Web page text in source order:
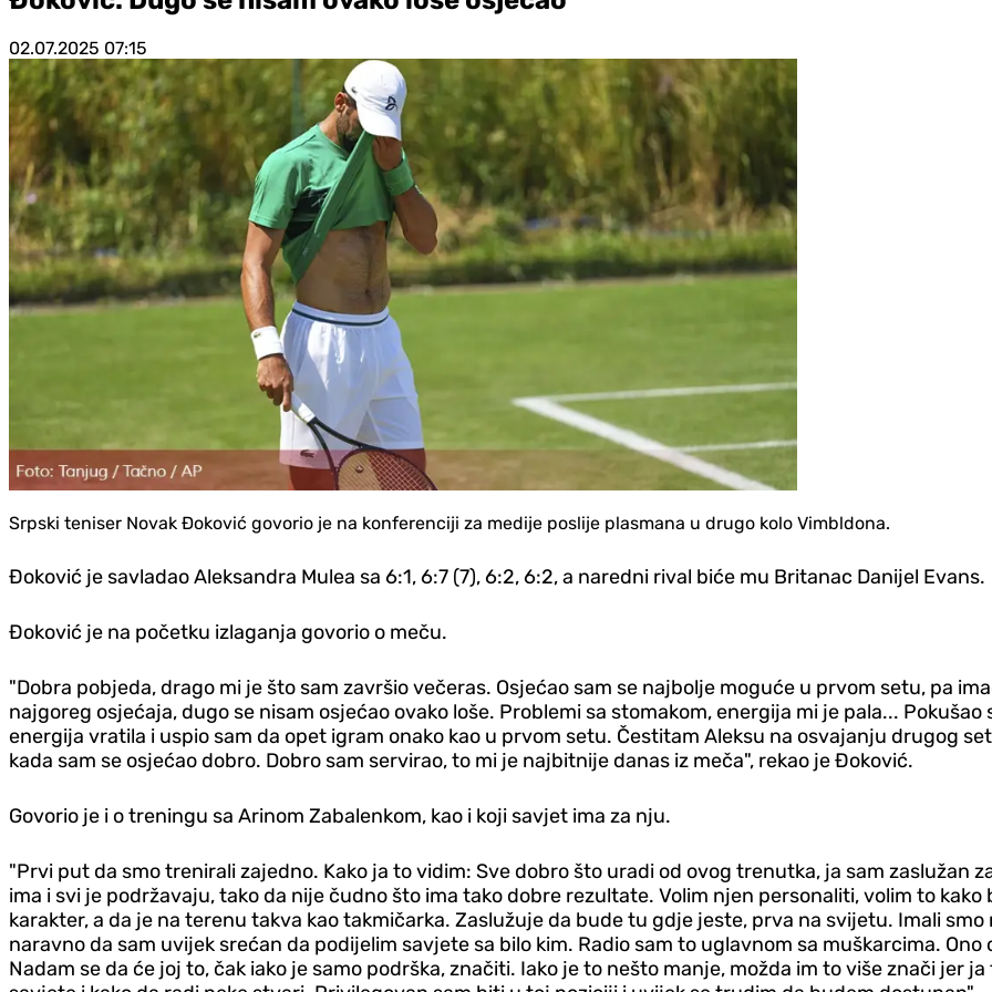
02.07.2025 07:15
Srpski teniser Novak Đoković govorio je na konferenciji za medije poslije plasmana u drugo kolo Vimbldona.
Đoković je savladao Aleksandra Mulea sa 6:1, 6:7 (7), 6:2, 6:2, a naredni rival biće mu Britanac Danijel Evans.
Đoković je na početku izlaganja govorio o meču.
"Dobra pobjeda, drago mi je što sam završio večeras. Osjećao sam se najbolje moguće u prvom setu, pa
najgoreg osjećaja, dugo se nisam osjećao ovako loše. Problemi sa stomakom, energija mi je pala...
energija vratila i uspio sam da opet igram onako kao u prvom setu. Čestitam Aleksu na osvajanju drugog
kada sam se osjećao dobro. Dobro sam servirao, to mi je najbitnije danas iz meča", rekao je Đoković.
Govorio je i o treningu sa Arinom Zabalenkom, kao i koji savjet ima za nju.
"Prvi put da smo trenirali zajedno. Kako ja to vidim: Sve dobro što uradi od ovog trenutka, ja sam zaslužan
ima i svi je podržavaju, tako da nije čudno što ima tako dobre rezultate. Volim njen personaliti, volim to
karakter, a da je na terenu takva kao takmičarka. Zaslužuje da bude tu gdje jeste, prva na svijetu. Imali
naravno da sam uvijek srećan da podijelim savjete sa bilo kim. Radio sam to uglavnom sa muškarcima.
Nadam se da će joj to, čak iako je samo podrška, značiti. Iako je to nešto manje, možda im to više znači jer